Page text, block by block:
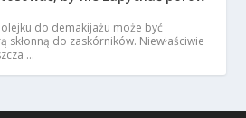
do demakijażu może być
skłonną do zaskórników. Niewłaściwie
…